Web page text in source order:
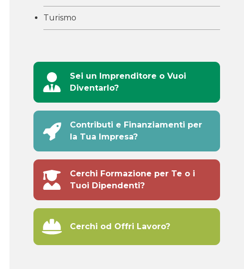
Turismo
Sei un Imprenditore o Vuoi
Diventarlo?
Contributi e Finanziamenti per
la Tua Impresa?
Cerchi Formazione per Te o i
Tuoi Dipendenti?
Cerchi od Offri Lavoro?